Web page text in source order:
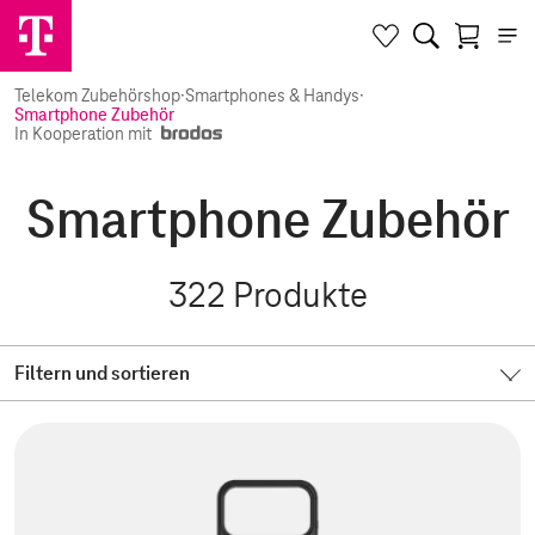
Telekom Zubehörshop·Smartphones & Handys·
Smartphone Zubehör
In Kooperation mit
Smartphone Zubehör
322 Produkte
Filtern und sortieren